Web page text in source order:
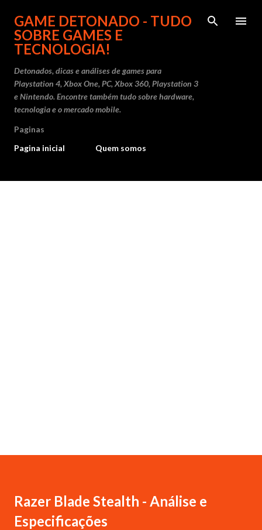
Pular para o conteúdo principal
GAME DETONADO - TUDO
SOBRE GAMES E
TECNOLOGIA!
Detonados, dicas e análises de games para
Playstation 4, Xbox One, PC, Xbox 360, Playstation 3
e Nintendo. Encontre também tudo sobre hardware,
tecnologia e o mercado mobile.
Paginas
Pagina inicial
Quem somos
Razer Blade Stealth - Análise e
Especificações